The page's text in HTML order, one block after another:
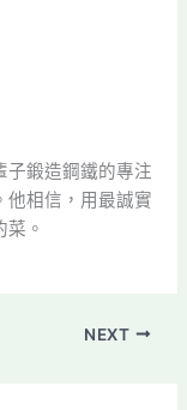
子鍛造鋼鐵的專注
他相信，用最誠實
。
NEXT